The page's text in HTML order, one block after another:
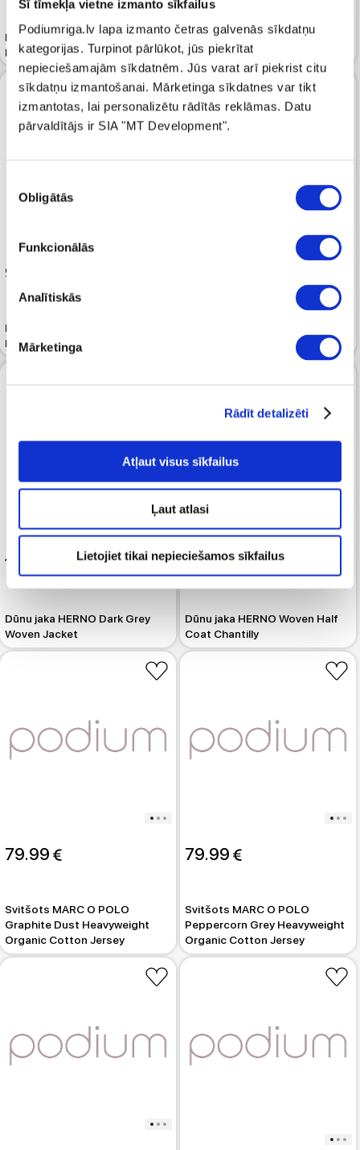
Šī tīmekļa vietne izmanto sīkfailus
Podiumriga.lv lapa izmanto četras galvenās sīkdatņu
kategorijas. Turpinot pārlūkot, jūs piekrītat
nepieciešamajām sīkdatnēm. Jūs varat arī piekrist citu
sīkdatņu izmantošanai. Mārketinga sīkdatnes var tikt
izmantotas, lai personalizētu rādītās reklāmas. Datu
pārvaldītājs ir SIA "MT Development".
izvēle
Obligātās
Funkcionālās
Analītiskās
Mārketinga
Rādīt detalizēti
Atļaut visus sīkfailus
Ļaut atlasi
Lietojiet tikai nepieciešamos sīkfailus
Parka HERNO Black High Neck
Padded Coat
Dūnu jaka HERNO Powder
Chantilly Satin Long Padded
Jacket
999.99
Dūnu jaka HERNO Blue Woven
Half Coat
1 139.99
Dūnu jaka HERNO Dark Grey
Woven Jacket
729.99
Dūnu jaka HERNO Woven Half
Coat Chantilly
79.99
Svitšots MARC O POLO
Graphite Dust Heavyweight
Organic Cotton Jersey
79.99
Svitšots MARC O POLO
Peppercorn Grey Heavyweight
Organic Cotton Jersey